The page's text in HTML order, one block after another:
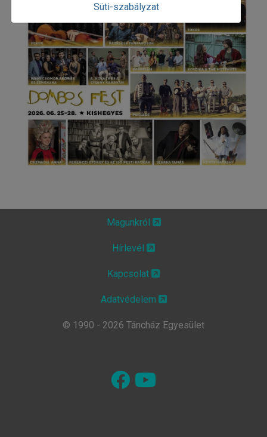
Süti-szabályzat
Magunkról
Hírlevél
Kapcsolat
Adatvédelem
© 1990 - 2026 Táncház Egyesület